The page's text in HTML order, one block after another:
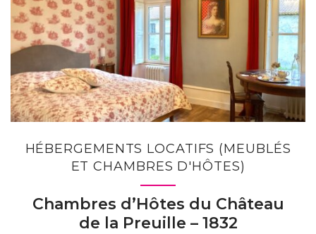
HÉBERGEMENTS LOCATIFS (MEUBLÉS
ET CHAMBRES D'HÔTES)
Chambres d’Hôtes du Château
de la Preuille – 1832